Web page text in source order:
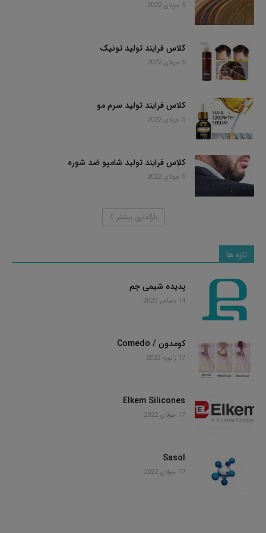
5 جولای 2022
کلاس فرایند تولید تونیک
5 جولای 2022
کلاس فرایند تولید سرم مو
5 جولای 2022
کلاس فرایند تولید شامپو ضد شوره
5 جولای 2022
بارگذاری بیشتر
تازه ها
پدیده شیمی جم
14 دسامبر 2023
کومدون / Comedo
17 ژانویه 2023
Elkem Silicones
17 جولای 2022
Sasol
17 جولای 2022